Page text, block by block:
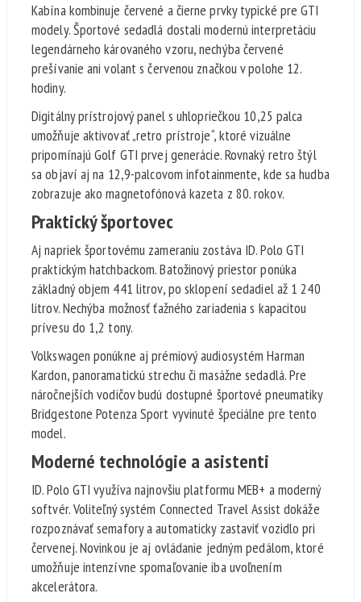
Kabína kombinuje červené a čierne prvky typické pre GTI
modely. Športové sedadlá dostali modernú interpretáciu
legendárneho károvaného vzoru, nechýba červené
prešívanie ani volant s červenou značkou v polohe 12.
hodiny.
Digitálny prístrojový panel s uhlopriečkou 10,25 palca
umožňuje aktivovať „retro prístroje“, ktoré vizuálne
pripomínajú Golf GTI prvej generácie. Rovnaký retro štýl
sa objaví aj na 12,9-palcovom infotainmente, kde sa hudba
zobrazuje ako magnetofónová kazeta z 80. rokov.
Praktický športovec
Aj napriek športovému zameraniu zostáva ID. Polo GTI
praktickým hatchbackom. Batožinový priestor ponúka
základný objem 441 litrov, po sklopení sedadiel až 1 240
litrov. Nechýba možnosť ťažného zariadenia s kapacitou
prívesu do 1,2 tony.
Volkswagen ponúkne aj prémiový audiosystém Harman
Kardon, panoramatickú strechu či masážne sedadlá. Pre
náročnejších vodičov budú dostupné športové pneumatiky
Bridgestone Potenza Sport vyvinuté špeciálne pre tento
model.
Moderné technológie a asistenti
ID. Polo GTI využíva najnovšiu platformu MEB+ a moderný
softvér. Voliteľný systém Connected Travel Assist dokáže
rozpoznávať semafory a automaticky zastaviť vozidlo pri
červenej. Novinkou je aj ovládanie jedným pedálom, ktoré
umožňuje intenzívne spomaľovanie iba uvoľnením
akcelerátora.